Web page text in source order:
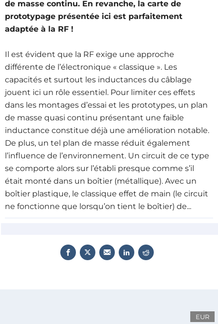
de masse continu. En revanche, la carte de
prototypage présentée ici est parfaitement
adaptée à la RF !
Il est évident que la RF exige une approche
différente de l’électronique « classique ». Les
capacités et surtout les inductances du câblage
jouent ici un rôle essentiel. Pour limiter ces effets
dans les montages d’essai et les prototypes, un plan
de masse quasi continu présentant une faible
inductance constitue déjà une amélioration notable.
De plus, un tel plan de masse réduit également
l’influence de l’environnement. Un circuit de ce type
se comporte alors sur l’établi presque comme s’il
était monté dans un boîtier (métallique). Avec un
boîtier plastique, le classique effet de main (le circuit
ne fonctionne que lorsqu’on tient le boîtier) de...
EUR